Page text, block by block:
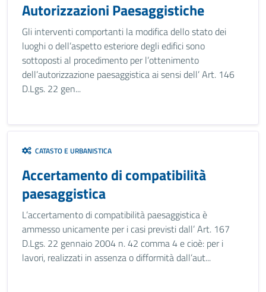
Autorizzazioni Paesaggistiche
Gli interventi comportanti la modifica dello stato dei
luoghi o dell’aspetto esteriore degli edifici sono
sottoposti al procedimento per l’ottenimento
dell’autorizzazione paesaggistica ai sensi dell’ Art. 146
D.Lgs. 22 gen...
CATASTO E URBANISTICA
Accertamento di compatibilità
paesaggistica
L’accertamento di compatibilità paesaggistica è
ammesso unicamente per i casi previsti dall’ Art. 167
D.Lgs. 22 gennaio 2004 n. 42 comma 4 e cioè: per i
lavori, realizzati in assenza o difformità dall’aut...